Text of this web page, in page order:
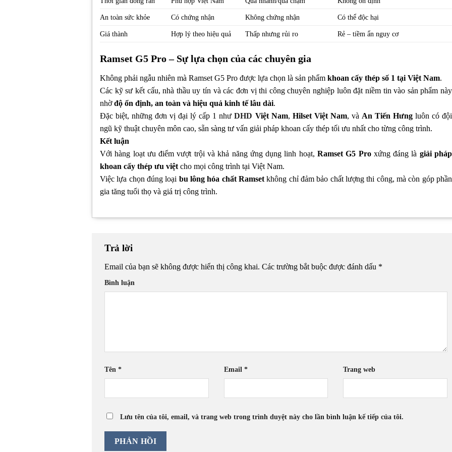
An toàn sức khỏe Có chứng nhận Không chứng nhận Có thể độc hại
Giá thành Hợp lý theo hiệu quả Thấp nhưng rủi ro Rẻ – tiềm ẩn nguy cơ
Ramset G5 Pro – Sự lựa chọn của các chuyên gia
Không phải ngẫu nhiên mà Ramset G5 Pro được lựa chọn là sản phẩm khoan cấy thép số 1 tại Việt Nam.
Các kỹ sư kết cấu, nhà thầu uy tín và các đơn vị thi công chuyên nghiệp luôn đặt niềm tin vào sản phẩm này
nhờđộ ổn định, an toàn và hiệu quả kinh tế lâu dài.
Đặc biệt, những đơn vị đại lý cấp 1 nhưDHD Việt Nam, Hilset Việt Nam, và An Tiến Hưngluôn có đội
ngũ kỹ thuật chuyên môn cao, sẵn sàng tư vấn giải pháp khoan cấy thép tối ưu nhất cho từng công trình.
Kết luận
Với hàng loạt ưu điểm vượt trội và khả năng ứng dụng linh hoạt, Ramset G5 Proxứng đáng là giải pháp
khoan cấy thép ưu việt cho mọi công trình tại Việt Nam.
Việc lựa chọn đúng loại bu lông hóa chất Ramset không chỉ đảm bảo chất lượng thi công, mà còn góp phần
gia tăng tuổi thọ và giá trị công trình.
Trả lời
Email của bạn sẽ không được hiển thị công khai. Các trường bắt buộc được đánh dấu *
Bình luận
Tên * Email * Trang web
Lưu tên của tôi, email, và trang web trong trình duyệt này cho lần bình luận kế tiếp của tôi.